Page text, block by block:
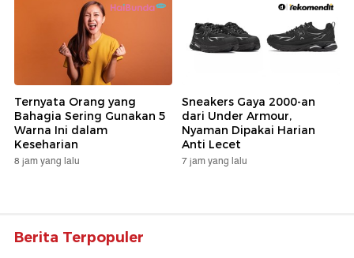
Ternyata Orang yang
Bahagia Sering Gunakan 5
Warna Ini dalam
Keseharian
8 jam yang lalu
Sneakers Gaya 2000-an
dari Under Armour,
Nyaman Dipakai Harian
Anti Lecet
7 jam yang lalu
Berita Terpopuler